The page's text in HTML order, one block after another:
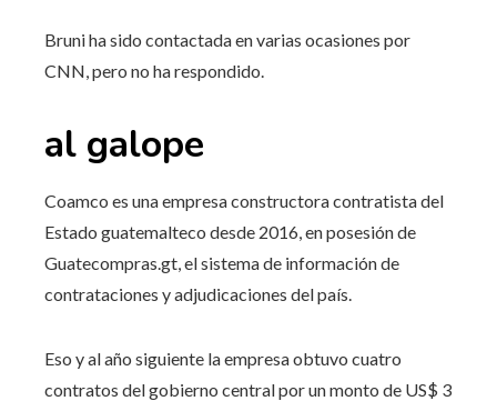
Bruni ha sido contactada en varias ocasiones por
CNN, pero no ha respondido.
al galope
Coamco es una empresa constructora contratista del
Estado guatemalteco desde 2016, en posesión de
Guatecompras.gt, el sistema de información de
contrataciones y adjudicaciones del país.
Eso y al año siguiente la empresa obtuvo cuatro
contratos del gobierno central por un monto de US$ 3